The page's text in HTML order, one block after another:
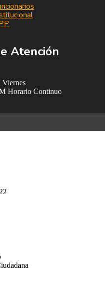
Atención
Viernes
Horario Continuo